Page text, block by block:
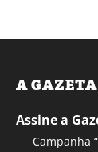
A GAZETA
Assine a
Campanha